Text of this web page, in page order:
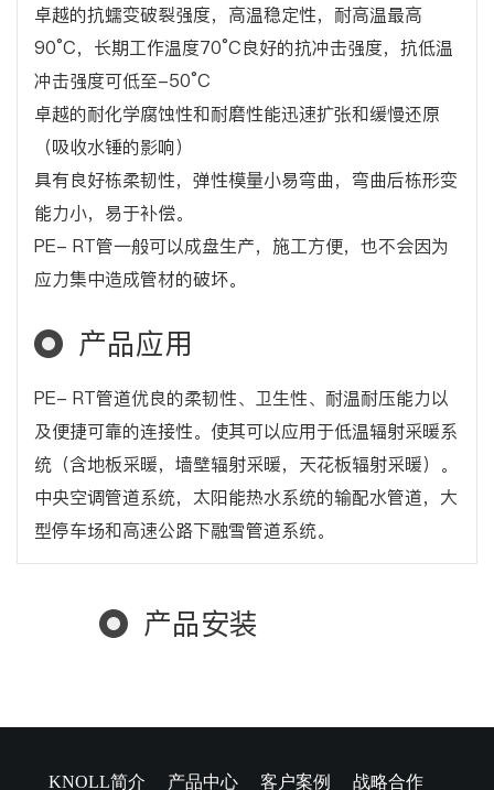
卓越的抗蠕变破裂强度，高温稳定性，耐高温最高
90°C，长期工作温度70°C良好的抗冲击强度，抗低温
冲击强度可低至-50°C
卓越的耐化学腐蚀性和耐磨性能迅速扩张和缓慢还原
（吸收水锤的影响）
具有良好栋柔韧性，弹性模量小易弯曲，弯曲后栋形变
能力小，易于补偿。
PE- RT管一般可以成盘生产，施工方便，也不会因为
应力集中造成管材的破坏。
产品应用
PE- RT管道优良的柔韧性、卫生性、耐温耐压能力以
及便捷可靠的连接性。使其可以应用于低温辐射采暖系
统（含地板采暖，墙壁辐射采暖，天花板辐射采暖）。
中央空调管道系统，太阳能热水系统的输配水管道，大
型停车场和高速公路下融雪管道系统。
产品安装
KNOLL简介 产品中心 客户案例 战略合作